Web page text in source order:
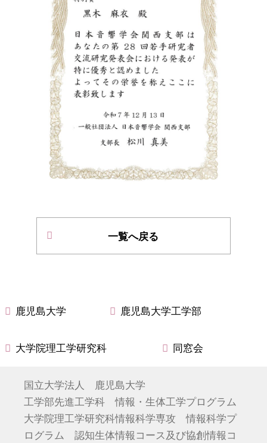
一覧へ戻る
鹿児島大学 鹿児島大学工学部
大学院理工学研究科 同窓会
国立大学法人 鹿児島大学
工学部先進工学科 情報・生体工学プログラム
大学院理工学研究科情報科学専攻 情報科学プ
ログラム 認知生体情報コース及び協創情報コ